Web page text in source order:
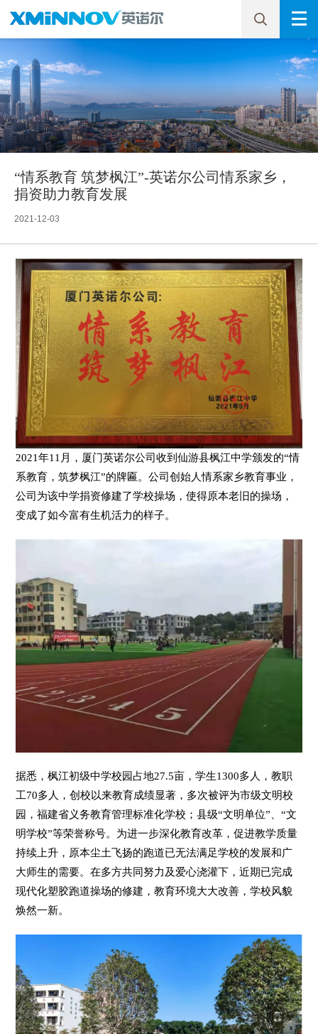
“情系教育 筑梦枫江”-英诺尔公司情系家乡，
捐资助力教育发展
2021-12-03
2021年11月，厦门英诺尔公司收到仙游县枫江中学颁发的“情
系教育，筑梦枫江”的牌匾。公司创始人情系家乡教育事业，
公司为该中学捐资修建了学校操场，使得原本老旧的操场，
变成了如今富有生机活力的样子。
据悉，枫江初级中学校园占地27.5亩，学生1300多人，教职
工70多人，创校以来教育成绩显著，多次被评为市级文明校
园，福建省义务教育管理标准化学校；县级“文明单位”、“文
明学校”等荣誉称号。为进一步深化教育改革，促进教学质量
持续上升，原本尘土飞扬的跑道已无法满足学校的发展和广
大师生的需要。在多方共同努力及爱心浇灌下，近期已完成
现代化塑胶跑道操场的修建，教育环境大大改善，学校风貌
焕然一新。